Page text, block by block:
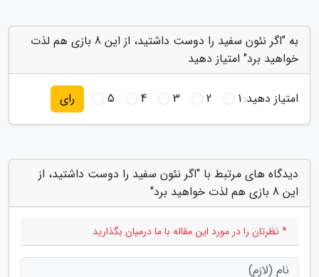
به "اگر نئون سفید را دوست داشتید، از این 8 بازی هم لذت
خواهید برد" امتیاز دهید
امتیاز دهید:1
2
3
4
5 رای
دیدگاه های مرتبط با "اگر نئون سفید را دوست داشتید، از
این 8 بازی هم لذت خواهید برد"
* نظرتان را در مورد این مقاله با ما درمیان بگذارید